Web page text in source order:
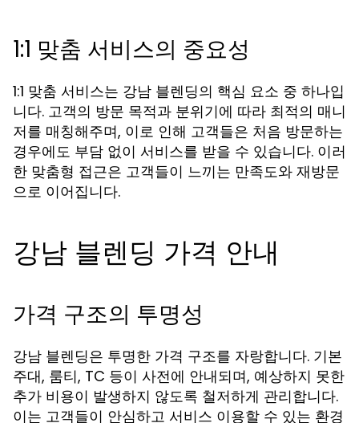
1:1 맞춤 서비스의 중요성
1:1 맞춤 서비스는 강남 블렌딩의 핵심 요소 중 하나입
니다. 고객의 방문 목적과 분위기에 따라 최적의 매니
저를 매칭해주며, 이로 인해 고객들은 처음 방문하는
경우에도 부담 없이 서비스를 받을 수 있습니다. 이러
한 맞춤형 접근은 고객들이 느끼는 만족도와 재방문
으로 이어집니다.
강남 블렌딩 가격 안내
가격 구조의 투명성
강남 블렌딩은 투명한 가격 구조를 자랑합니다. 기본
주대, 룸티, TC 등이 사전에 안내되며, 예상하지 못한
추가 비용이 발생하지 않도록 철저하게 관리합니다.
이는 고객들이 안심하고 서비스 이용할 수 있는 환경